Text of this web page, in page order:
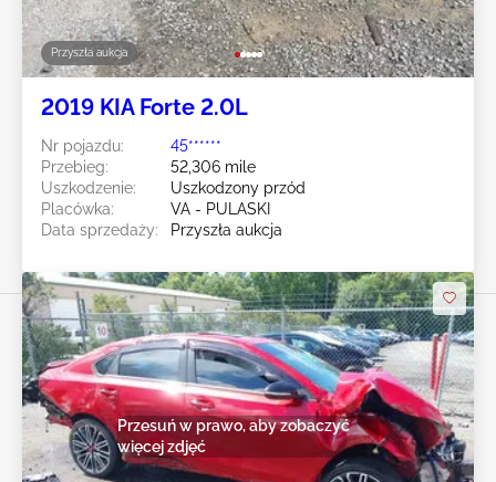
Przyszła aukcja
2019 KIA Forte 2.0L
Nr pojazdu:
45******
Przebieg:
52,306 mile
Uszkodzenie:
Uszkodzony przód
Placówka:
VA - PULASKI
Data sprzedaży:
Przyszła aukcja
Przesuń w prawo, aby zobaczyć
więcej zdjęć